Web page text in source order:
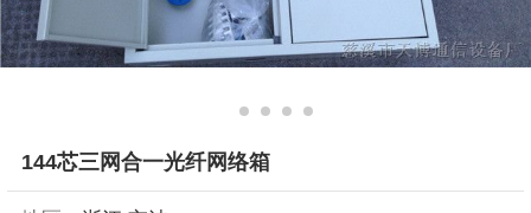
144芯三网合一光纤网络箱